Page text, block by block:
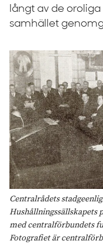
långt av de
samhället
Centralrådets
Hushållningssällskapets
med centralförbundets
Fotografiet är